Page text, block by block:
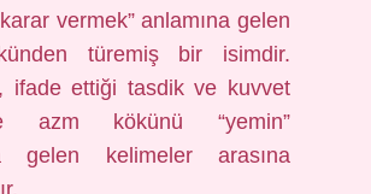
vermek” anlamına gelen
türemiş bir isimdir.
ifade ettiği tasdik ve kuvvet
azm kökünü “yemin”
gelen kelimeler arasına